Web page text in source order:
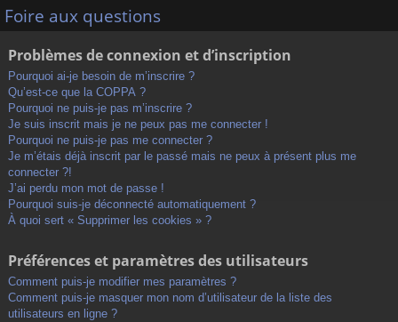
ur
s
Foire aux questions
Problèmes de connexion et d’inscription
Pourquoi ai-je besoin de m’inscrire ?
Qu’est-ce que la COPPA ?
Pourquoi ne puis-je pas m’inscrire ?
Je suis inscrit mais je ne peux pas me connecter !
Pourquoi ne puis-je pas me connecter ?
Je m’étais déjà inscrit par le passé mais ne peux à présent plus me
connecter ?!
J’ai perdu mon mot de passe !
Pourquoi suis-je déconnecté automatiquement ?
À quoi sert « Supprimer les cookies » ?
Préférences et paramètres des utilisateurs
Comment puis-je modifier mes paramètres ?
Comment puis-je masquer mon nom d’utilisateur de la liste des
utilisateurs en ligne ?